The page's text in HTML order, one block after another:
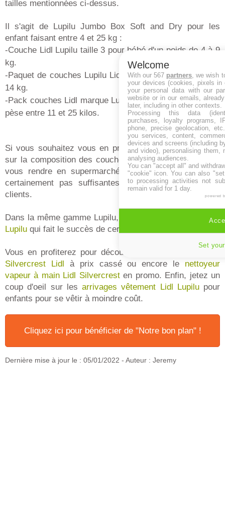
tailles mentionnées ci-dessus.
Il s'agit de Lupilu Jumbo Box Soft and Dry pour les
enfant faisant entre 4 et 25 kg :
-Couche Lidl Lupilu taille 3 pour bébé d'un poids de 4 à 9
kg.
-Paquet de couches Lupilu Lidl taille 4 pour bébé de 9 à
14 kg.
-Pack couches Lidl marque Lupilu taille 5 pour enfant qui
pèse entre 11 et 25 kilos.
Si vous souhaitez vous en procurer, vous faire un avis
sur la composition des couches Lupilu, ne tardez pas à
vous rendre en supermarché, les quantités ne seront
certainement pas suffisantes pour contenter tous les
clients.
Dans la même gamme Lupilu, ne ratez pas le
lit pliables
Lupilu qui fait le succès de certains arrivages.
Vous en profiterez pour découvrir la
machine à coudre
Silvercrest Lidl à prix cassé ou encore le nettoyeur
vapeur à main Lidl Silvercresten promo. Enfin, jetez un
coup d'oeil sur les arrivages vêtement Lidl Lupilupour
enfants pour se vêtir à moindre coût.
Cliquez ici pour bénéficier de "Notre bon plan" !
Dernière mise à jour le : 05/01/2022 - Auteur : Jeremy
Welcome
With our 567 partners, we wish
your devices (cookies, pixels
your personal data with our
website or in our emails,
later, including in other contexts.
Processing this data
purchases, loyalty programs,
phone, precise geolocation,
you services, content,
devices and screens (including
and video), personalising them,
analysing audiences.
You can "accept all" and
"cookie" icon. You can also
to processing activities not
remain valid for 1 day.
powered
Set